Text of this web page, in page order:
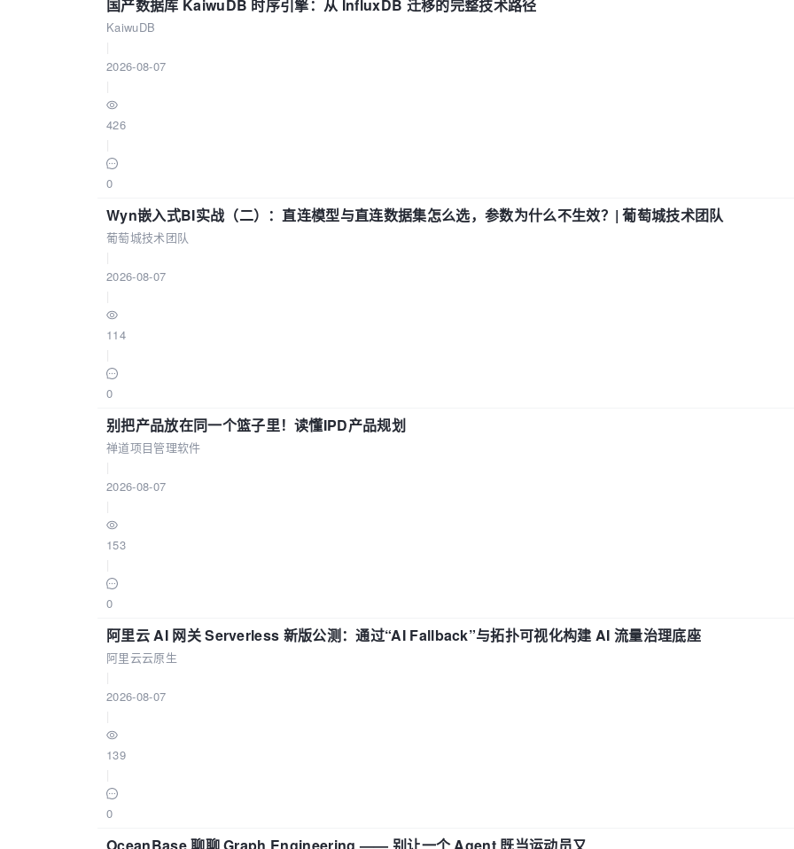
国产数据库 KaiwuDB 时序引擎：从 InfluxDB 迁移的完整技术路径
KaiwuDB
2026-08-07
426
0
Wyn嵌入式BI实战（二）：直连模型与直连数据集怎么选，参数为什么不生效？| 葡萄城技术团队
葡萄城技术团队
2026-08-07
114
0
别把产品放在同一个篮子里！读懂IPD产品规划
禅道项目管理软件
2026-08-07
153
0
阿里云 AI 网关 Serverless 新版公测：通过“AI Fallback”与拓扑可视化构建 AI 流量治理底座
阿里云云原生
2026-08-07
139
0
OceanBase 聊聊 Graph Engineering —— 别让一个 Agent 既当运动员又